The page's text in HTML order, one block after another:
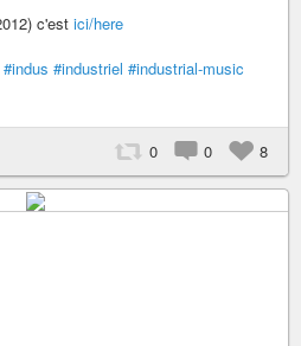
c'est ici/here
#indus #industriel #industrial-music
0 0 8